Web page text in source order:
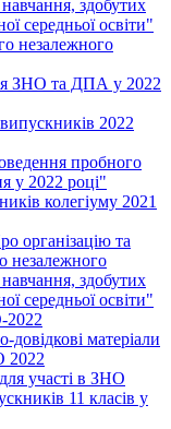
здобутих
середньої освіти"
незалежного
ЗНО та ДПА у 2022
2022
пробного
у 2022 році"
колегіуму 2021
організацію та
незалежного
здобутих
середньої освіти"
2022
матеріали
2022
участі в ЗНО
11 класів у